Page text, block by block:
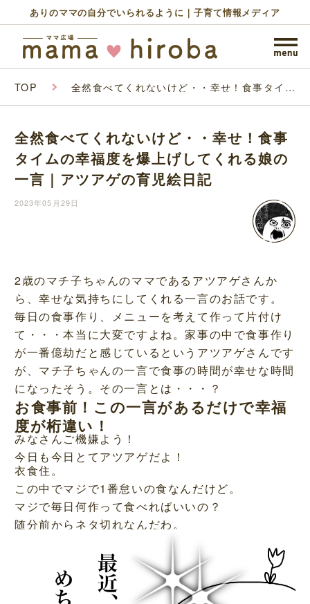
ありのママの自分でいられるように｜子育て情報メディア
TOP 全然食べてくれないけど・・幸せ！食事タイム
ゲの育児絵日記
全然食べてくれないけど・・幸せ！食事
タイムの幸福度を爆上げしてくれる娘の
一言｜アツアゲの育児絵日記
2023年05月29日
2歳のマチ子ちゃんのママであるアツアゲさんか
ら、幸せな気持ちにしてくれる一言のお話です。
毎日の食事作り、メニューを考えて作って片付け
て・・・本当に大変ですよね。家事の中で食事作り
が一番億劫だと感じているというアツアゲさんです
が、マチ子ちゃんの一言で食事の時間が幸せな時間
になったそう。その一言とは・・・？
お食事前！この一言があるだけで幸福
度が桁違い！
みなさんご機嫌よう！
今日も今日とてアツアゲだよ！
衣食住。
この中でマジで1番怠いの食なんだけど。
マジで毎日何作って食べればいいの？
随分前からネタ切れなんだわ。